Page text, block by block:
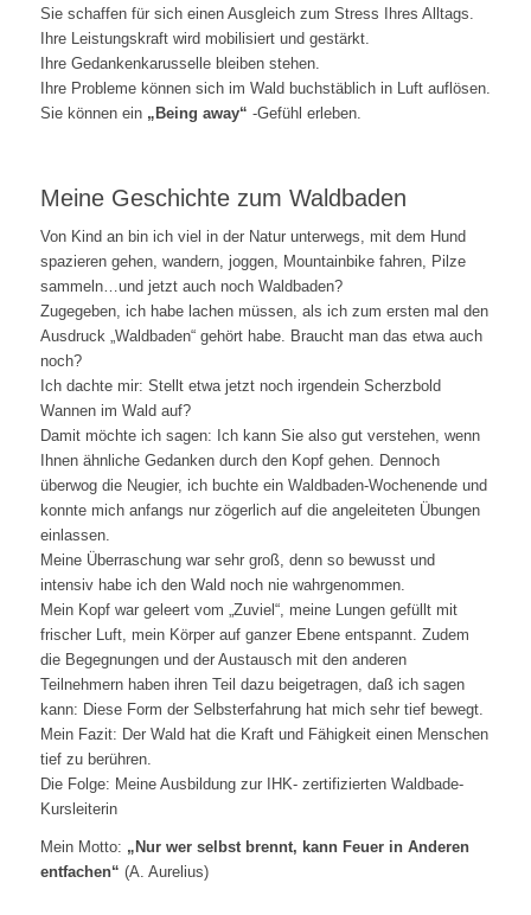
Sie schaffen für sich einen Ausgleich zum Stress Ihres Alltags.
Ihre Leistungskraft wird mobilisiert und gestärkt.
Ihre Gedankenkarusselle bleiben stehen.
Ihre Probleme können sich im Wald buchstäblich in Luft auflösen.
Sie können ein „Being away“ -Gefühl erleben.
Meine Geschichte zum Waldbaden
Von Kind an bin ich viel in der Natur unterwegs, mit dem Hund
spazieren gehen, wandern, joggen, Mountainbike fahren, Pilze
sammeln…und jetzt auch noch Waldbaden?
Zugegeben, ich habe lachen müssen, als ich zum ersten mal den
Ausdruck „Waldbaden“ gehört habe. Braucht man das etwa auch
noch?
Ich dachte mir: Stellt etwa jetzt noch irgendein Scherzbold
Wannen im Wald auf?
Damit möchte ich sagen: Ich kann Sie also gut verstehen, wenn
Ihnen ähnliche Gedanken durch den Kopf gehen. Dennoch
überwog die Neugier, ich buchte ein Waldbaden-Wochenende und
konnte mich anfangs nur zögerlich auf die angeleiteten Übungen
einlassen.
Meine Überraschung war sehr groß, denn so bewusst und
intensiv habe ich den Wald noch nie wahrgenommen.
Mein Kopf war geleert vom „Zuviel“, meine Lungen gefüllt mit
frischer Luft, mein Körper auf ganzer Ebene entspannt. Zudem
die Begegnungen und der Austausch mit den anderen
Teilnehmern haben ihren Teil dazu beigetragen, daß ich sagen
kann: Diese Form der Selbsterfahrung hat mich sehr tief bewegt.
Mein Fazit: Der Wald hat die Kraft und Fähigkeit einen Menschen
tief zu berühren.
Die Folge: Meine Ausbildung zur IHK- zertifizierten Waldbade-
Kursleiterin
Mein Motto: „ Nur wer selbst brennt, kann Feuer in Anderen
entfachen“ (A. Aurelius)